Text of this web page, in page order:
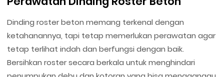
Dinding roster beton memang terkenal dengan
ketahanannya, tapi tetap memerlukan perawatan agar
tetap terlihat indah dan berfungsi dengan baik.
Bersihkan roster secara berkala untuk menghindari